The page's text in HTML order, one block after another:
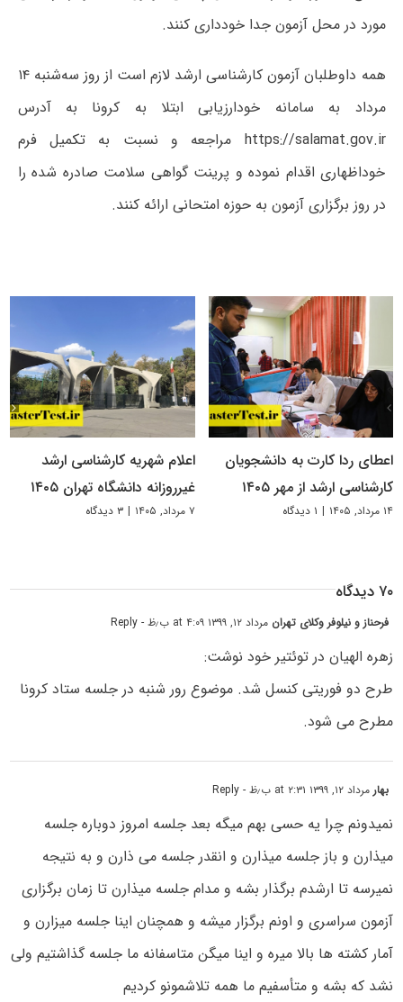
مورد در محل آزمون جدا خودداری کنند.
همه داوطلبان آزمون کارشناسی ارشد لازم است از روز سه‌شنبه ۱۴
مرداد به سامانه خودارزیابی ابتلا به کرونا به آدرس
https://salamat.gov.ir مراجعه و نسبت به تکمیل فرم
خوداظهاری اقدام نموده و پرینت گواهی سلامت صادره شده را
در روز برگزاری آزمون به حوزه امتحانی ارائه کنند.
اعطای ردا کارت به دانشجویان
کارشناسی ارشد از مهر ۱۴۰۵
۱۴ مرداد, ۱۴۰۵ | ۱ دیدگاه
اعلام شهریه کارشناسی ارشد
غیرروزانه دانشگاه تهران ۱۴۰۵
۷ مرداد, ۱۴۰۵ | ۳ دیدگاه
۷۰ دیدگاه
فرحناز و نیلوفر وکلای تهران مرداد ۱۲, ۱۳۹۹ at ۴:۰۹ ب٫ظ - Reply
زهره الهیان در توئتیر خود نوشت:
طرح دو فوریتی کنسل شد. موضوع رور شنبه در جلسه ستاد کرونا
مطرح می شود.
بهار مرداد ۱۲, ۱۳۹۹ at ۲:۳۱ ب٫ظ - Reply
نمیدونم چرا یه حسی بهم میگه بعد جلسه امروز دوباره جلسه
میذارن و باز جلسه میذارن و انقدر جلسه می ذارن و به نتیجه
نمیرسه تا ارشدم برگذار بشه و مدام جلسه میذارن تا زمان برگزاری
آزمون سراسری و اونم برگزار میشه و همچنان اینا جلسه میزارن و
آمار کشته ها بالا میره و اینا میگن متاسفانه ما جلسه گذاشتیم ولی
نشد که بشه و متأسفیم ما همه تلاشمونو کردیم